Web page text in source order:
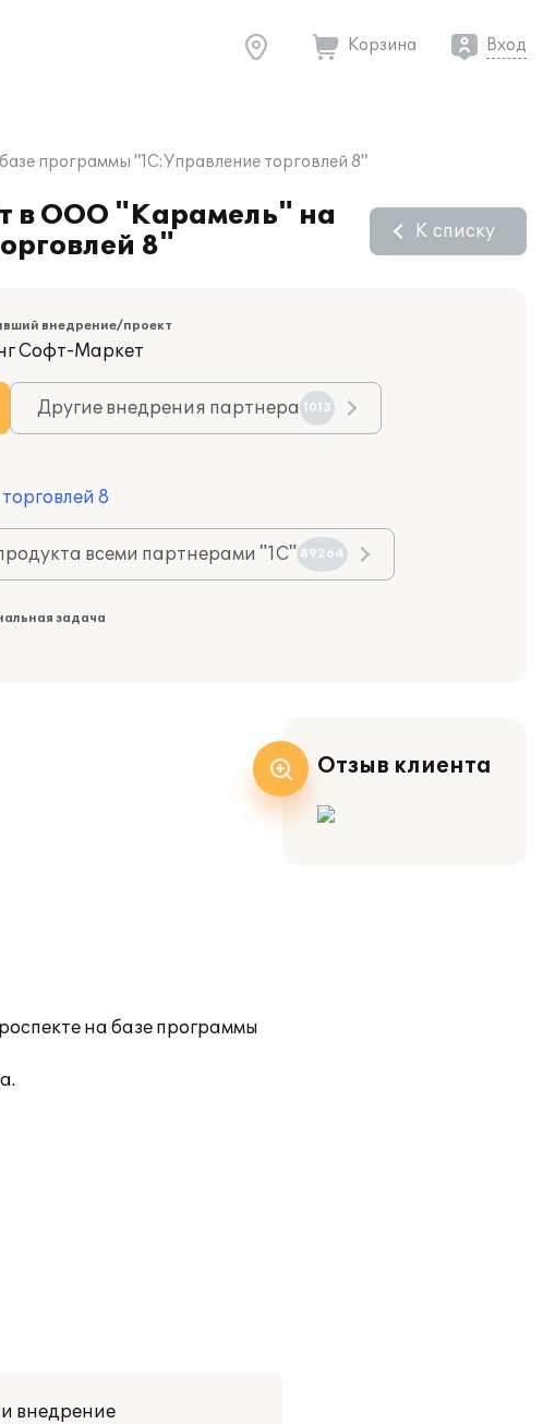
Корзина Вход
программы "1С:Управление торговлей 8"
в ООО "Карамель" на
8"
К списку
внедрение/проект
Софт-Маркет
Другие внедрения партнера 1013
8
всеми партнерами "1С" 89264
задача
на базе программы
внедрение
Отзыв клиента